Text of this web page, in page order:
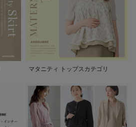
マタニティ トップスカテゴリ